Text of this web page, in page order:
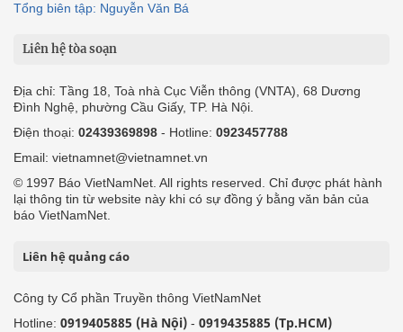
Tổng biên tập: Nguyễn Văn Bá
Liên hệ tòa soạn
Địa chỉ: Tầng 18, Toà nhà Cục Viễn thông (VNTA), 68 Dương
Đình Nghệ, phường Cầu Giấy, TP. Hà Nội.
Điện thoại: 02439369898 - Hotline: 0923457788
Email: vietnamnet@vietnamnet.vn
© 1997 Báo VietNamNet. All rights reserved. Chỉ được phát hành
lại thông tin từ website này khi có sự đồng ý bằng văn bản của
báo VietNamNet.
Liên hệ quảng cáo
Công ty Cổ phần Truyền thông VietNamNet
Hotline: 0919405885 (Hà Nội) - 0919435885 (Tp.HCM)